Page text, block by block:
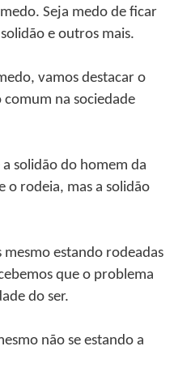
Seja medo de ficar
e outros mais.
vamos destacar o
na sociedade
solidão do homem da
o rodeia, mas a solidão
mesmo estando rodeadas
que o problema
do ser.
não se estando a